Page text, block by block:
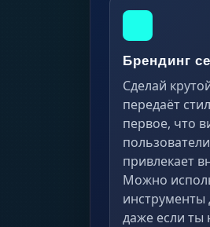
Брендинг
Сделай
передаёт
первое, что
привлекает
Можно
инструменты
даже если ты